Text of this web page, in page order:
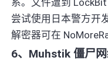
尝试使用日本警方开
解密器可在
6、Muhstik 僵尸